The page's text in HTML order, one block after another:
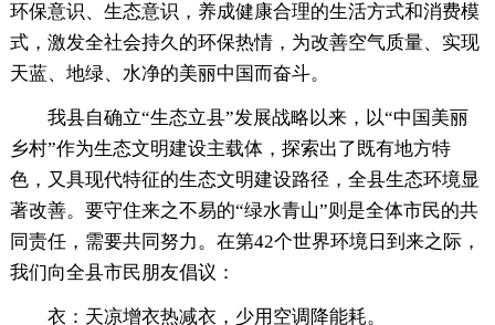
环保意识、生态意识，养成健康合理的生活方式和消费模
式，激发全社会持久的环保热情，为改善空气质量、实现
天蓝、地绿、水净的美丽中国而奋斗。
我县自确立“生态立县”发展战略以来，以“中国美丽
乡村”作为生态文明建设主载体，探索出了既有地方特
色，又具现代特征的生态文明建设路径，全县生态环境显
著改善。要守住来之不易的“绿水青山”则是全体市民的共
同责任，需要共同努力。在第42个世界环境日到来之际，
我们向全县市民朋友倡议：
衣：天凉增衣热减衣，少用空调降能耗。